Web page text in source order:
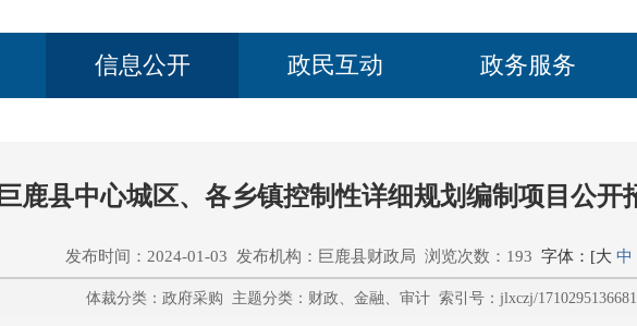
信息公开 政民互动 政务服务
巨鹿县中心城区、各乡镇控制性详细规划编制项目公开
发布时间：2024-01-03 发布机构：巨鹿县财政局 浏览次数：193 字体：[大 中
体裁分类：政府采购 主题分类：财政、金融、审计 索引号：jlxczj/1710295136681